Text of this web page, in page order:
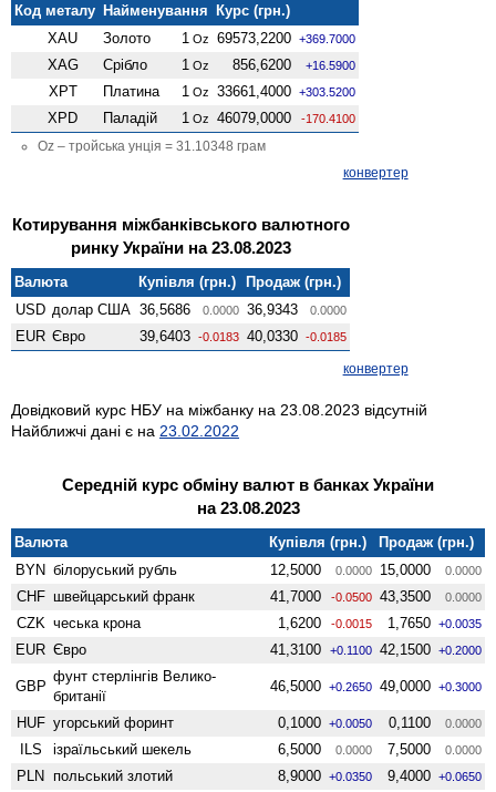
Код металу Найменування Курс (грн.)
XAU
Золото 1 Oz 69573,2200 +369.7000
XAG Срібло 1 Oz 856,6200 +16.5900
XPT Платина 1 Oz 33661,4000 +303.5200
XPD Паладій 1 Oz 46079,0000 -170.4100
Oz – тройська унція = 31.10348 грам
конвертер
Котирування міжбанківського валютного
ринку України на 23.08.2023
Валюта Купівля (грн.)
Продаж (грн.)
USD долар США 36,5686 0.0000 36,9343 0.0000
EUR Євро 39,6403 -0.0183 40,0330 -0.0185
конвертер
Довідковий курс НБУ на міжбанку на 23.08.2023 відсутній
Найближчі дані є на 23.02.2022
Середній курс обміну валют в банках України
на 23.08.2023
Валюта Купівля (грн.)
Продаж (грн.)
BYN білоруський рубль 12,5000 0.0000 15,0000 0.0000
CHF швейцарський франк 41,7000 -0.0500 43,3500 0.0000
CZK чеська крона 1,6200 -0.0015 1,7650 +0.0035
EUR Євро 41,3100 +0.1100 42,1500 +0.2000
GBP
фунт стерлінгів Велико­
британії
46,5000 +0.2650 49,0000 +0.3000
HUF угорський форинт 0,1000 +0.0050 0,1100 0.0000
ILS ізраїльський шекель 6,5000 0.0000 7,5000 0.0000
PLN польський злотий 8,9000 +0.0350 9,4000 +0.0650